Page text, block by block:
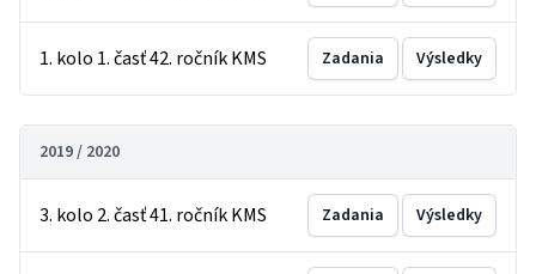
1. kolo 1. časť 42. ročník KMS Zadania Výsledky
2019 / 2020
3. kolo 2. časť 41. ročník KMS Zadania Výsledky